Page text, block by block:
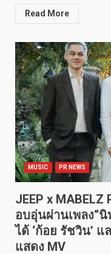
Read More
MUSIC PR NEWS
JEEP x MABELZ
อบอุ่นผ่านเพลง“นิ
ได้ ‘ก้อย รัชวิน’ แ
แสดง MV